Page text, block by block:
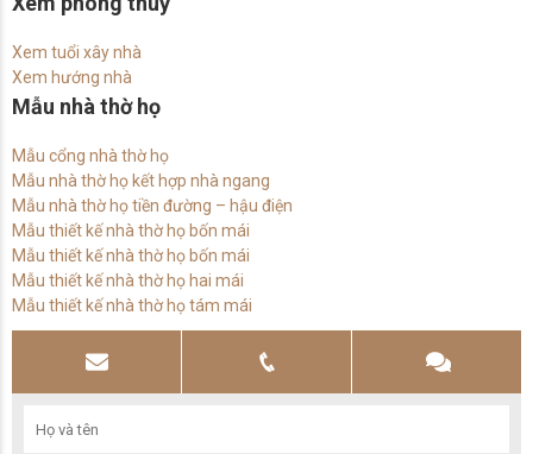
Xem tuổi xây nhà
Xem hướng nhà
Mẫu nhà thờ họ
Mẫu cổng nhà thờ họ
Mẫu nhà thờ họ kết hợp nhà ngang
Mẫu nhà thờ họ tiền đường – hậu điện
Mẫu thiết kế nhà thờ họ bốn mái
Mẫu thiết kế nhà thờ họ bốn mái
Mẫu thiết kế nhà thờ họ hai mái
Mẫu thiết kế nhà thờ họ tám mái